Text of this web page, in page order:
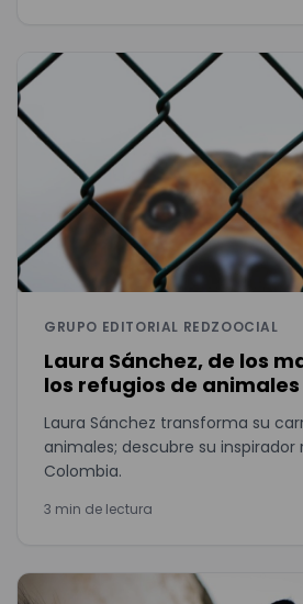
GRUPO EDITORIAL REDZOOCIAL
Laura Sánchez, de los
los refugios de animales
Laura Sánchez transforma su
animales; descubre su inspirador
Colombia.
3 min de lectura